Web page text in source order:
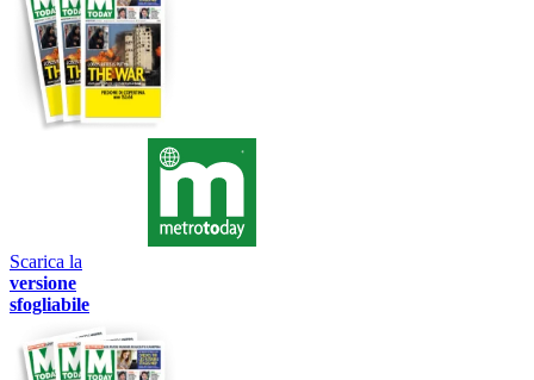
Scarica la
versione
sfogliabile